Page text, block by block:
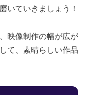
いていきましょう！
映像制作の幅が広が
て、素晴らしい作品